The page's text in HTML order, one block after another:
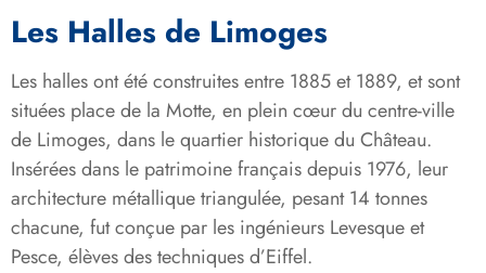
Les Halles de Limoges
Les halles ont été construites entre 1885 et 1889, et sont
situées place de la Motte, en plein cœur du centre-ville
de Limoges, dans le quartier historique du Château.
Insérées dans le patrimoine français depuis 1976, leur
architecture métallique triangulée, pesant 14 tonnes
chacune, fut conçue par les ingénieurs Levesque et
Pesce, élèves des techniques d’Eiffel.